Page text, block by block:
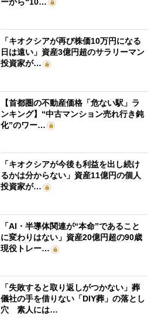
「キオクシアが再び株価10万円になる
日は遠い」資産3億円超のサラリーマン
投資家が…
【首都圏の不動産価格「危ない駅」ラ
ンキング】“中古マンション売れ行き鈍
化”のワー…
「キオクシアが今後も利益を出し続け
るかは分からない」資産11億円の個人
投資家が…
「AI・半導体関連が“本命”であること
に変わりはない」資産20億円超の90歳
現役トレー…
「失敗すると取り返しがつかない」葬
儀社の手を借りない「DIY葬」の落とし
穴 素人には…